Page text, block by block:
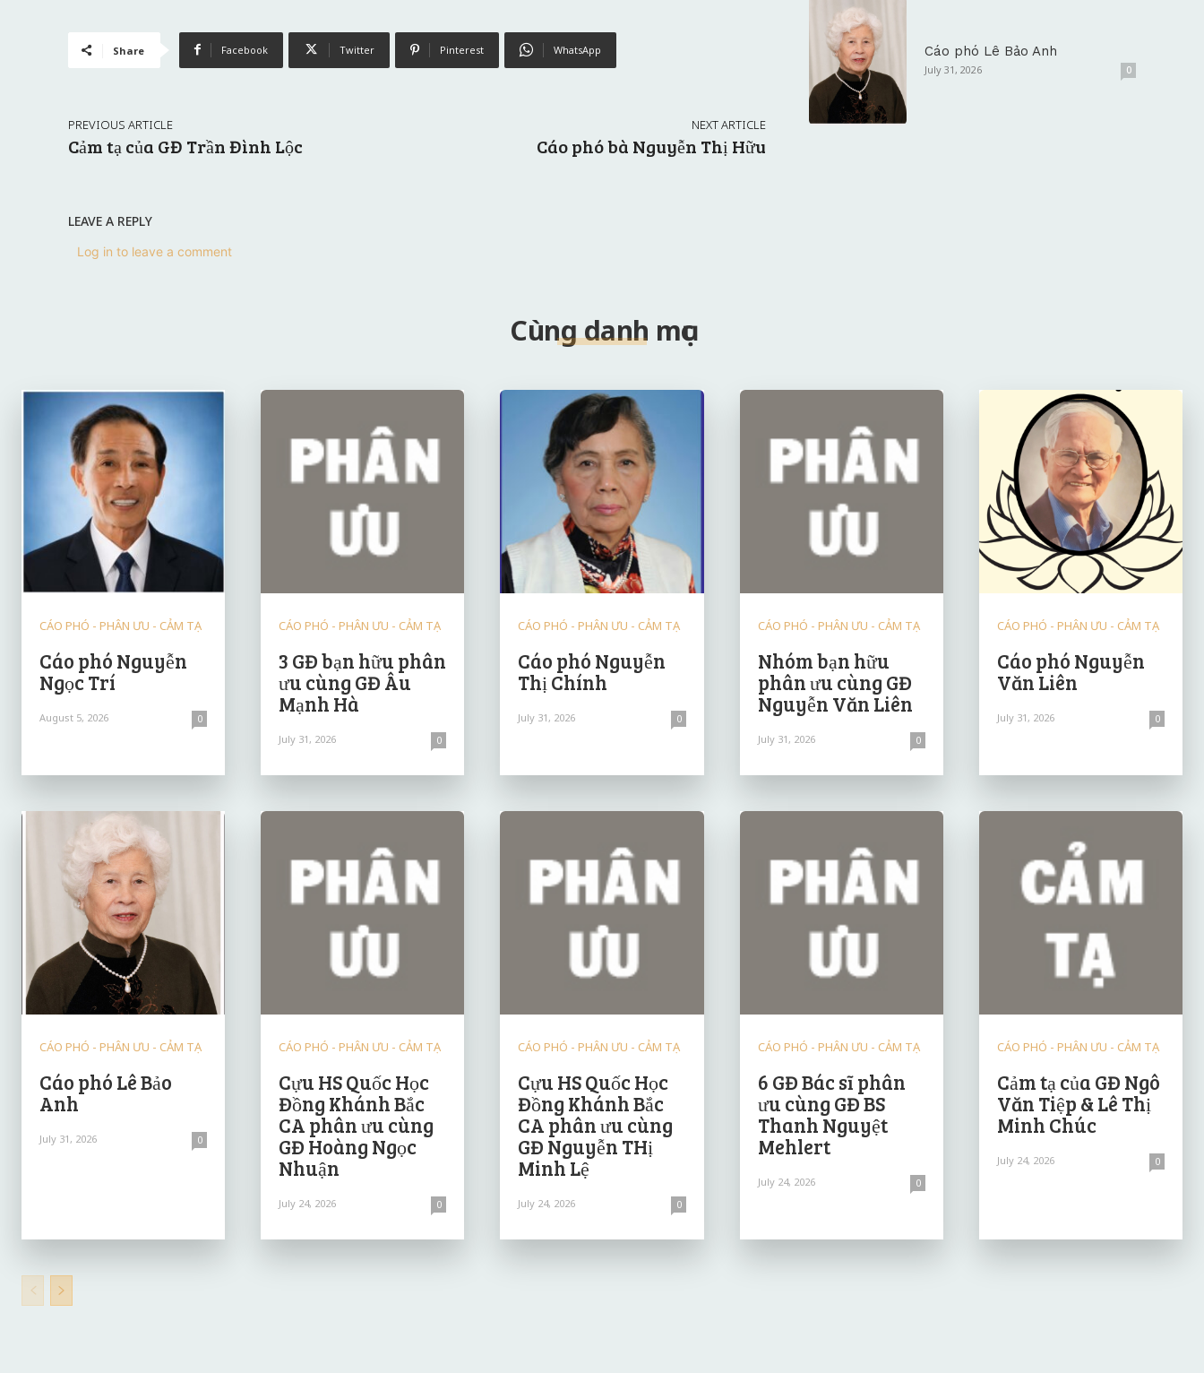
Share Facebook Twitter Pinterest WhatsApp
PREVIOUS ARTICLE
Cảm tạ của GĐ Trần Đình Lộc
NEXT ARTICLE
Cáo phó bà Nguyễn Thị Hữu
LEAVE A REPLY
Log in to leave a comment
Cáo phó Lê Bảo Anh
July 31, 2026 0
Cùng danh mục
CÁO PHÓ - PHÂN ƯU - CẢM TẠ
Cáo phó Nguyễn
Ngọc Trí
August 5, 2026 0
CÁO PHÓ - PHÂN ƯU - CẢM TẠ
3 GĐ bạn hữu phân
ưu cùng GĐ Âu
Mạnh Hà
July 31, 2026 0
CÁO PHÓ - PHÂN ƯU - CẢM TẠ
Cáo phó Nguyễn
Thị Chính
July 31, 2026 0
CÁO PHÓ - PHÂN ƯU - CẢM TẠ
Nhóm bạn hữu
phân ưu cùng GĐ
Nguyễn Văn Liên
July 31, 2026 0
CÁO PHÓ - PHÂN ƯU - CẢM TẠ
Cáo phó Nguyễn
Văn Liên
July 31, 2026 0
CÁO PHÓ - PHÂN ƯU - CẢM TẠ
Cáo phó Lê Bảo
Anh
July 31, 2026 0
CÁO PHÓ - PHÂN ƯU - CẢM TẠ
Cựu HS Quốc Học
Đồng Khánh Bắc
CA phân ưu cùng
GĐ Hoàng Ngọc
Nhuận
July 24, 2026 0
CÁO PHÓ - PHÂN ƯU - CẢM TẠ
Cựu HS Quốc Học
Đồng Khánh Bắc
CA phân ưu cùng
GĐ Nguyễn THị
Minh Lệ
July 24, 2026 0
CÁO PHÓ - PHÂN ƯU - CẢM TẠ
6 GĐ Bác sĩ phân
ưu cùng GĐ BS
Thanh Nguyệt
Mehlert
July 24, 2026 0
CÁO PHÓ - PHÂN ƯU - CẢM TẠ
Cảm tạ của GĐ Ngô
Văn Tiệp & Lê Thị
Minh Chúc
July 24, 2026 0